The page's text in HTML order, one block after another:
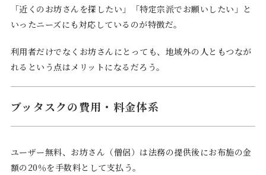
「近くのお坊さんを探したい」「特定宗派でお願いしたい」と
いったニーズにも対応しているのが特徴だ。
利用者だけでなくお坊さんにとっても、地域外の人ともつなが
れるという点はメリットになるだろう。
ブッタスクの費用・料金体系
ユーザー無料、お坊さん（僧侶）は法務の提供後にお布施の金
額の20％を手数料として支払う。